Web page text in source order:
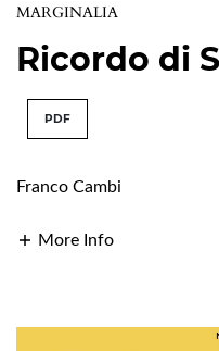
MARGINALIA
Ricordo di
PDF
Franco Cambi
More Info